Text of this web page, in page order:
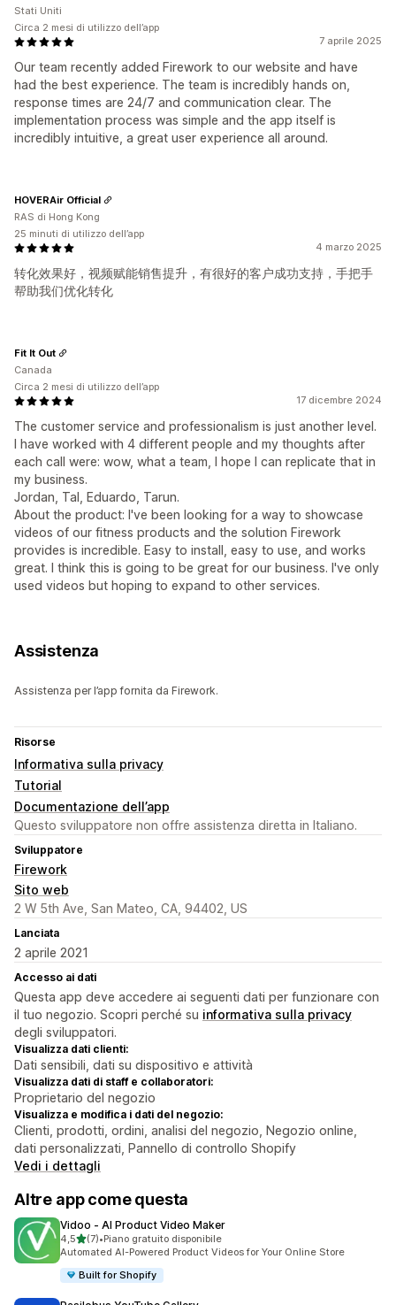
7 aprile 2025
Our team recently added Firework to our website and have
had the best experience. The team is incredibly hands on,
response times are 24/7 and communication clear. The
implementation process was simple and the app itself is
incredibly intuitive, a great user experience all around.
Stati Uniti
Circa 2 mesi di utilizzo dell’app
4 marzo 2025
转化效果好，视频赋能销售提升，有很好的客户成功支持，手把手
帮助我们优化转化
HOVERAir Official
RAS di Hong Kong
25 minuti di utilizzo dell’app
17 dicembre 2024
The customer service and professionalism is just another level.
I have worked with 4 different people and my thoughts after
each call were: wow, what a team, I hope I can replicate that in
my business.
Jordan, Tal, Eduardo, Tarun.
About the product: I've been looking for a way to showcase
videos of our fitness products and the solution Firework
provides is incredible. Easy to install, easy to use, and works
great. I think this is going to be great for our business. I've only
used videos but hoping to expand to other services.
Fit It Out
Canada
Circa 2 mesi di utilizzo dell’app
Assistenza
Assistenza per l’app fornita da Firework.
Risorse
Informativa sulla privacy
Tutorial
Documentazione dell’app
Questo sviluppatore non offre assistenza diretta in Italiano.
Sviluppatore
Firework
Sito web
2 W 5th Ave, San Mateo, CA, 94402, US
Lanciata
2 aprile 2021
Accesso ai dati
Questa app deve accedere ai seguenti dati per funzionare con
il tuo negozio. Scopri perché su informativa sulla privacy
degli sviluppatori.
Visualizza dati clienti:
Dati sensibili, dati su dispositivo e attività
Visualizza dati di staff e collaboratori:
Proprietario del negozio
Visualizza e modifica i dati del negozio:
Clienti, prodotti, ordini, analisi del negozio, Negozio online,
dati personalizzati, Pannello di controllo Shopify
Vedi i dettagli
Altre app come questa
Vidoo ‑ AI Product Video Maker
4,5stelle su 5
(7)
7 recensioni totali
•Piano gratuito disponibile
Automated AI-Powered Product Videos for Your Online Store
Built for Shopify